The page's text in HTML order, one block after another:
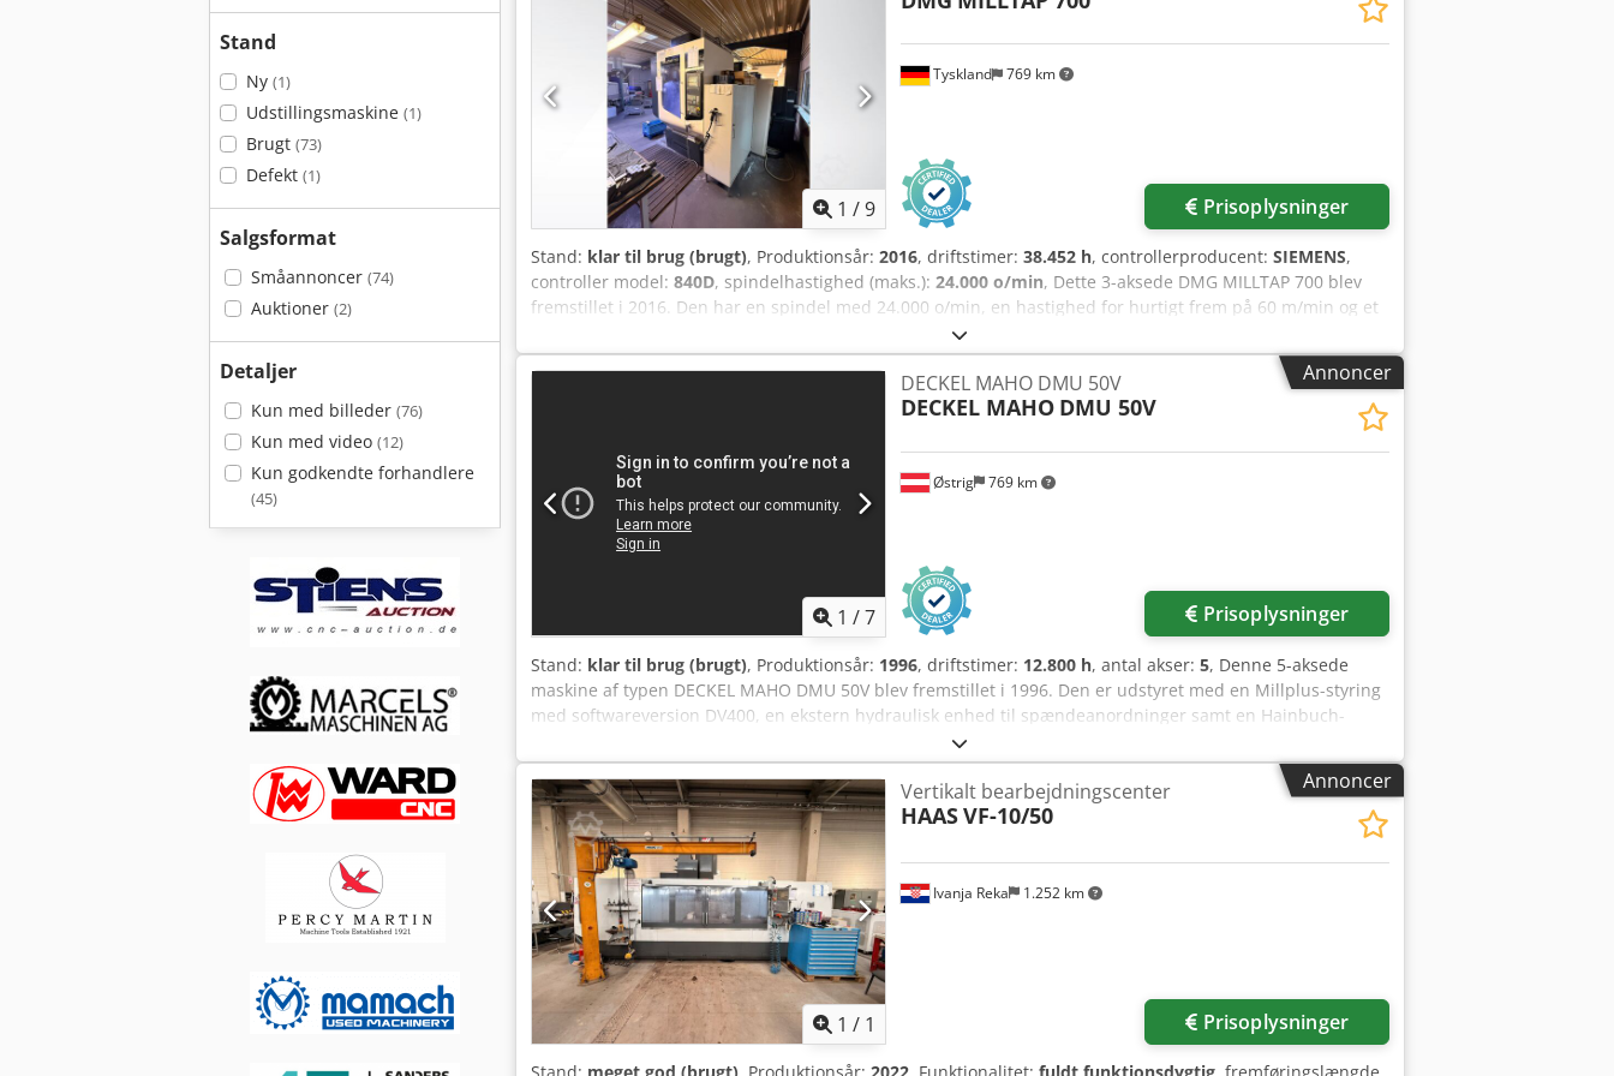
Stand
Ny (1)
Udstillingsmaskine (1)
Brugt (73)
Defekt (1)
Salgsformat
Småannoncer (74)
Auktioner (2)
Detaljer
Kun med billeder (76)
Kun med video (12)
Kun godkendte forhandlere
(45)
Fremføringshastigheder • Rapid (X): 15,2 m/min Dksdpfx Agozil Hrsker • Rapid (Y, Z): 15,2 m/min • Maks.
skærehastighed: 12,7 m/min • Spindel • Maks. drejningsmoment: 102 Nm ved 1.400 omdr./min • Lejer:
ABEC klasse 7 • Elektronisk spindelorientering • Værktøjsveksler • Kapacitet: 24+1 standard (40+1 valgfrit) •
Værktøjstype: CT40 standard / BT valgfrit • Maks. værktøjsdiameter: 76 mm (alle pladser fyldt); 152 mm
(tilstødende pladser tomme) • Maksimal værktøjslængde: - • Type: Elektromekanisk, kurvestyret • Værktøj til
værktøj: 2,8 s • Spån til spån: 3,6 s • Maskinkrav • Effektforbrug: 14 kVA • Spænding: 200-250 VAC, 3 faser,
50-60 Hz • Luftforbrug: 113 L/min ved 6,9 bar • Kabinet • Fuldt stålkabinet
1 /9
Tyskland 769 km
Prisoplysninger
Stand: klar til brug (brugt), Produktionsår: 2016, driftstimer: 38.452 h, controllerproducent: SIEMENS,
controller model: 840D, spindelhastighed (maks.): 24.000 o/min, Dette 3-aksede DMG MILLTAP 700 blev
fremstillet i 2016. Den har en spindel med 24.000 o/min, en hastighed for hurtigt frem på 60 m/min og et
hurtigt værktøjsskiftesystem. Maskinen er udstyret med Siemens 840D-styring og en Renishaw 3D-
måleprobe, hvilket giver præcision og effektivitet. Udnyt muligheden for at købe dette vertikale
bearbejdningscenter DMG MILLTAP 700. Kontakt os for yderligere information om denne maskine.
Yderligere information • Hurtig værktøjsskifte • Værktøjsbruddetektering • 25 værktøjspositioner •
Renishaw 3D-måleprobe Dkjdox D Nkkepfx Agkjr • AFS-udsugningssystem • Højt tryk • Båndfiltersystem •
Hurtig fremgangshastighed: 60 m/min
Annoncer
1 /7
Østrig 769 km
DECKEL MAHO DMU 50V
DECKEL MAHO DMU 50V
Prisoplysninger
Stand: klar til brug (brugt), Produktionsår: 1996, driftstimer: 12.800 h, antal akser: 5, Denne 5-aksede
maskine af typen DECKEL MAHO DMU 50V blev fremstillet i 1996. Den er udstyret med en Millplus-styring
med softwareversion DV400, en ekstern hydraulisk enhed til spændeanordninger samt en Hainbuch-
hydraulisk spændepatron til BZI32-spændetang. Hvis du leder efter fræseydelser af høj kvalitet, bør du
overveje den DECKEL MAHO DMU 50V, som vi har til salg. Kontakt os for yderligere information om denne
maskine. Ekstraudstyr Djdpfx Ajx U Tinogkjkr • Hainbuch-hydraulisk spændepatron til BZI32-spændetang
Maskinens fordele Tekniske fordele ved maskinen • Maskinen drives med en motor-encoder, da
encoderen til C-aksen i øjeblikket er defekt. • Intern køling: 40 bar • Ekstern hydraulisk enhed til
spændeanordninger • Modholder på drejetabellen • Gennemføring til drejning i bordet •
Værktøjspositioner: 24 værktøjspositioner – 2 delvist tilgængelige (pladsen er defekt) • Måletaster:
Renishaw – forberedt Yderligere information • Maskinen er stadig tilsluttet strøm • Pladsbehov: 4200 x
2000 mm (med køleenhed) • Styring: Millplus DV400
Annoncer
1 / 1
Ivanja Reka 1.252 km
Vertikalt bearbejdningscenter
HAASVF-10/50
Prisoplysninger
Stand: meget god (brugt) , Produktionsår: 2022 , Funktionalitet: fuldt funktionsdygtig , fremføringslængde